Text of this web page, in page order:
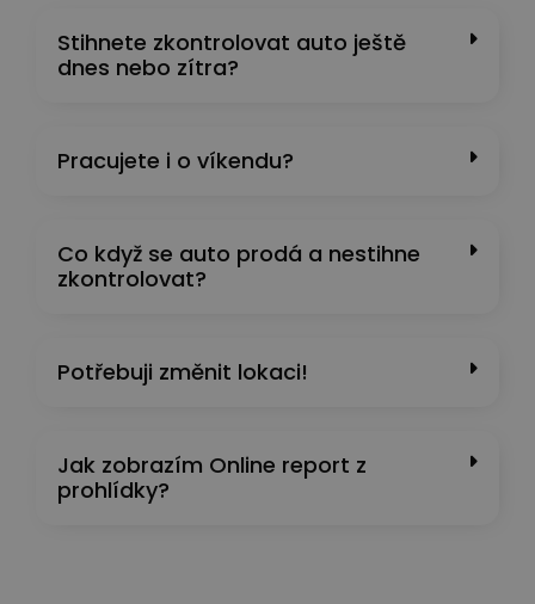
Stihnete zkontrolovat auto ještě
dnes nebo zítra?
Pracujete i o víkendu?
Co když se auto prodá a nestihne
zkontrolovat?
Potřebuji změnit lokaci!
Jak zobrazím Online report z
prohlídky?